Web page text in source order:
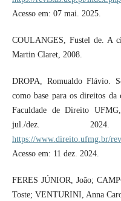
Acesso em: 07 mai. 2025.
COULANGES, Fustel de. A
Martin Claret, 2008.
DROPA, Romualdo Flávio.
como base para os direitos
Faculdade de Direito
jul./dez.
https://www.direito.ufmg.br/
Acesso em: 11 dez. 2024.
FERES JÚNIOR, João;
Toste; VENTURINI, Anna